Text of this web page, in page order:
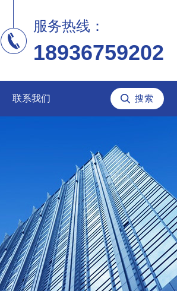
服务热线：
18936759202
联系我们